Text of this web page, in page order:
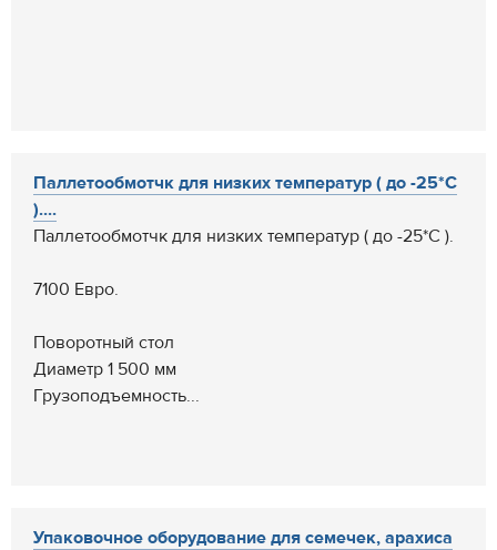
Паллетообмотчк для низких температур ( до -25*С
)....
Паллетообмотчк для низких температур ( до -25*С ).
7100 Евро.
Поворотный стол
Диаметр 1 500 мм
Грузоподъемность...
Упаковочное оборудование для семечек, арахиса